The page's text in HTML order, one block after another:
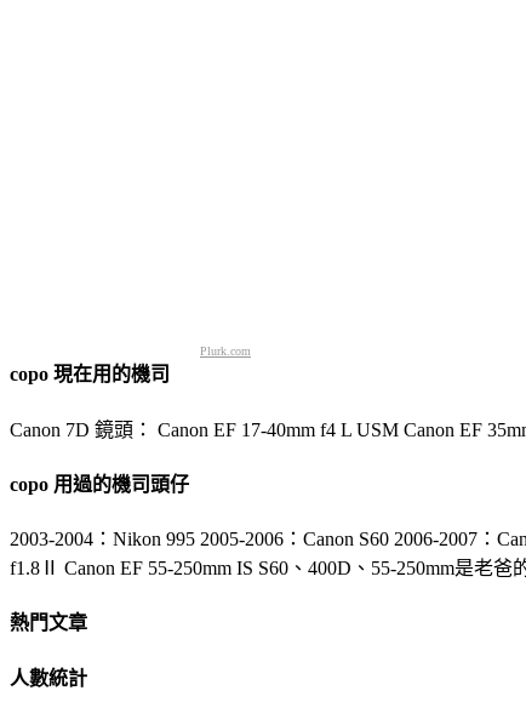
Plurk.com
copo 現在用的機司
Canon 7D 鏡頭： Canon EF 17-40mm f4 L USM Canon EF
copo 用過的機司頭仔
2003-2004：Nikon 995 2005-2006：Canon S60 2006-2007：
f1.8Ⅱ Canon EF 55-250mm IS S60、400D、55-250mm是老爸
熱門文章
人數統計